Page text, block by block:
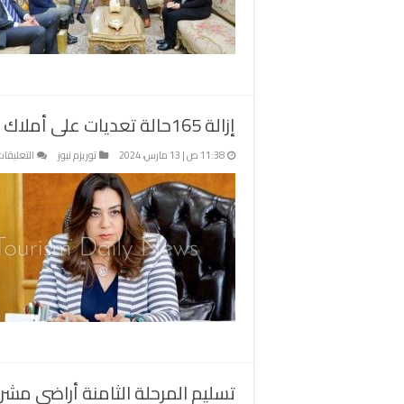
إزالة 165حالة تعديات على أملاك الدولة بدمياط
11:38 ص | 13 مارس، 2024 توريزم نيوز
تسليم المرحلة الثامنة أراضي